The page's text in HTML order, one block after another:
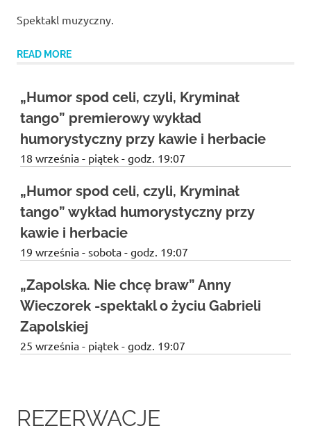
Spektakl muzyczny.
READ MORE
„Humor spod celi, czyli, Kryminał
tango” premierowy wykład
humorystyczny przy kawie i herbacie
18 września - piątek - godz. 19:07
„Humor spod celi, czyli, Kryminał
tango” wykład humorystyczny przy
kawie i herbacie
19 września - sobota - godz. 19:07
„Zapolska. Nie chcę braw” Anny
Wieczorek -spektakl o życiu Gabrieli
Zapolskiej
25 września - piątek - godz. 19:07
REZERWACJE